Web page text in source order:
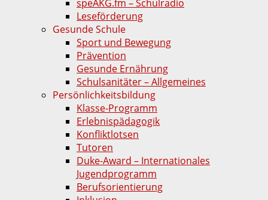
speAKG.fm – Schulradio
Leseförderung
Gesunde Schule
Sport und Bewegung
Prävention
Gesunde Ernährung
Schulsanitäter – Allgemeines
Persönlichkeitsbildung
Klasse-Programm
Erlebnispädagogik
Konfliktlotsen
Tutoren
Duke-Award – Internationales
Jugendprogramm
Berufsorientierung